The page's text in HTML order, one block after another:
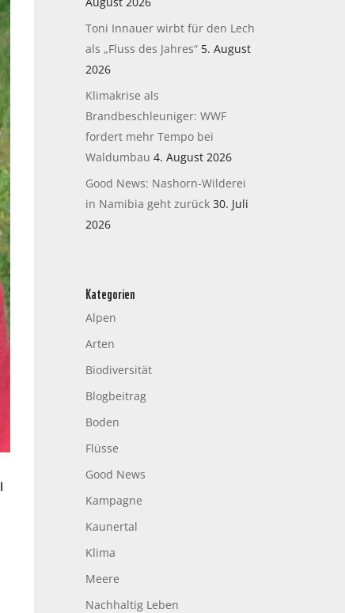
Toni Innauer wirbt für den Lech
als „Fluss des Jahres“ 5. August
2026
Klimakrise als
Brandbeschleuniger: WWF
fordert mehr Tempo bei
Waldumbau 4. August 2026
Good News: Nashorn-Wilderei
in Namibia geht zurück 30. Juli
2026
Kategorien
Alpen
Arten
Biodiversität
Blogbeitrag
Boden
Flüsse
Good News
Kampagne
Kaunertal
Klima
Meere
Nachhaltig Leben